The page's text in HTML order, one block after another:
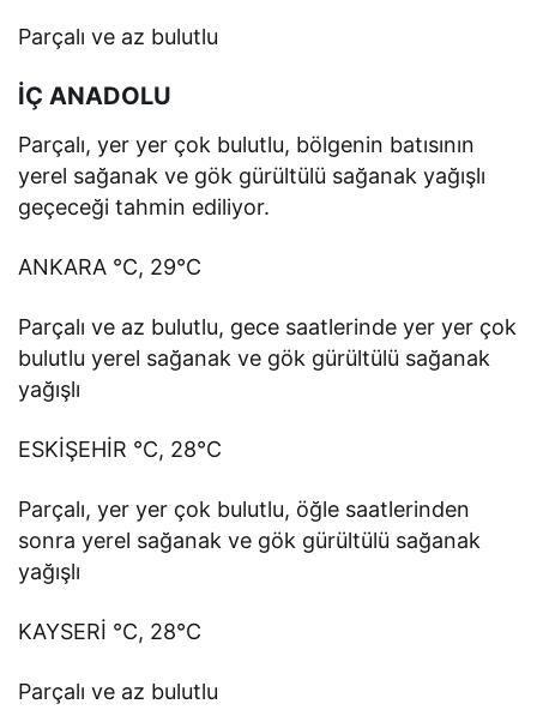
Parçalı ve az bulutlu
İÇ ANADOLU
Parçalı, yer yer çok bulutlu, bölgenin batısının
yerel sağanak ve gök gürültülü sağanak yağışlı
geçeceği tahmin ediliyor.
ANKARA °C, 29°C
Parçalı ve az bulutlu, gece saatlerinde yer yer çok
bulutlu yerel sağanak ve gök gürültülü sağanak
yağışlı
ESKİŞEHİR °C, 28°C
Parçalı, yer yer çok bulutlu, öğle saatlerinden
sonra yerel sağanak ve gök gürültülü sağanak
yağışlı
KAYSERİ °C, 28°C
Parçalı ve az bulutlu